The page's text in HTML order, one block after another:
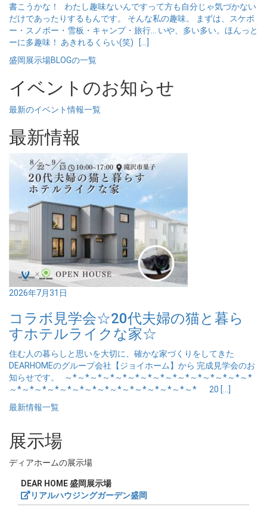
書こうかな！ わたし趣味ないんですって方も自分じゃ気づかない
だけであったりするもんです。 そんな私の趣味。 まずは、スケボ
ー・スノボー・雪板・キャンプ・旅行… いや、多い多い。ほんっと
ーに多趣味！ あきれるくらい(笑) […]
盛岡展示場BLOGの一覧
イベントのお知らせ
最新のイベント情報一覧
最新情報
2026年7月31日
コラボ見学会☆20代夫婦の猫と暮ら
すホテルライクな家☆
住む人の暮らしと思いを大切に、確かな家づくりをしてきた
DEARHOMEのグループ会社【ジョイホーム】から 完成見学会のお
知らせです。 ～*～*～*～*～*～*～*～*～*～*～*～*～*～*～*
～*～*～*～*～*～*～*～*～*～*～*～*～*～*～* 20 […]
最新情報一覧
展示場
ディアホームの展示場
DEAR HOME 盛岡展示場
リアルハウジングガーデン盛岡